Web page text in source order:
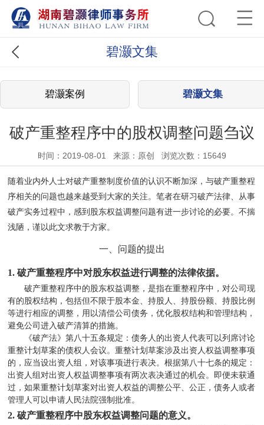
碧灏文集
碧灏案例 碧灏文集
破产重整程序中的股权调整问题刍议
时间：2019-08-01 来源：原创 浏览次数：15649
随着业内外人士对破产重整制度价值的认识不断加深，与破产重整程
序相关的问题也越来越受到大家的关注。笔者在研习破产法律、从事
破产实务过程中，感到股东权益调整问题有进一步讨论的必要。不揣
浅陋，谨以此文求教于方家。
一、问题的提出
1.破产重整程序中对股东权益进行调整的法律依据。
破产重整程序中的股东权益调整，是指在重整程序中，对公司现
有的股权结构，包括但不限于股本金、持股人、持股份额、持股比例
等进行相应的调整，用以清偿公司债务，优化股权结构和管理结构，
避免公司进入破产清算的措施。
《破产法》第八十五条规定：债务人的出资人代表可以列席讨论
重整计划草案的债权人会议。重整计划草案涉及出资人权益调整事项
的，应当设出资人组，对该事项进行表决。根据第八十七条的规定：
出资人组对出资人权益调整事项有两次表决通过的机会。即便未获通
过，如果重整计划草案对出资人权益的调整公平、公正，债务人或者
管理人可以申请人民法院强制批准。
2.破产重整程序中股东权益调整问题的意义。